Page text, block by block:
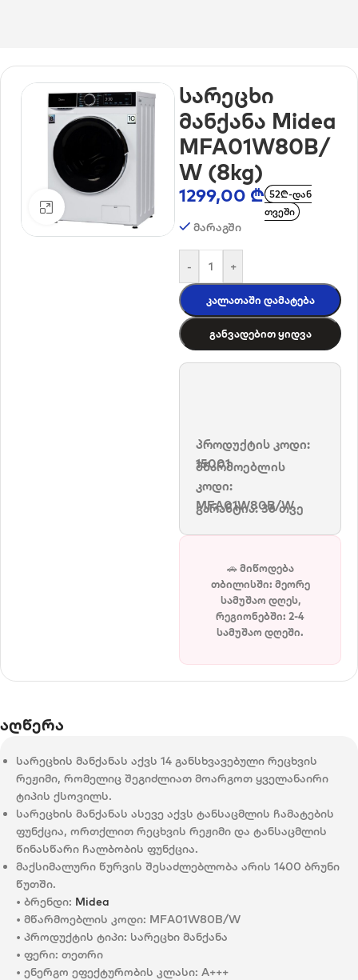
დააკლიკე გასადიდებლად
სარეცხი
მანქანა Midea
MFA01W80B/
W (8kg)
1299,00 ₾ 52₾-დან
თვეში
მარაგში
- +
Კალათაში Დამატება
Განვადებით Ყიდვა
პროდუქტის კოდი:
15001
მწარმოებლის
კოდი:
MFA01W80B/W
გარანტია: 36 თვე
🚗 მიწოდება
თბილისში: მეორე
სამუშაო დღეს,
რეგიონებში: 2-4
სამუშაო დღეში.
აღწერა
სარეცხის მანქანას აქვს 14 განსხვავებული რეცხვის
რეჟიმი, რომელიც შეგიძლიათ მოარგოთ ყველანაირი
ტიპის ქსოვილს.
სარეცხის მანქანას ასევე აქვს ტანსაცმლის ჩამატების
ფუნქცია, ორთქლით რეცხვის რეჟიმი და ტანსაცმლის
წინასწარი ჩალბობის ფუნქცია.
მაქსიმალური წურვის შესაძლებლობა არის 1400 ბრუნი
წუთში.
• ბრენდი: Midea
• მწარმოებლის კოდი: MFA01W80B/W
• პროდუქტის ტიპი: სარეცხი მანქანა
• ფერი: თეთრი
• ენერგო ეფექტურობის კლასი: A+++